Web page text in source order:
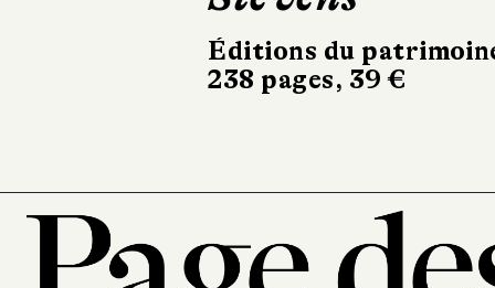
Éditions du
238 pages, 39 €